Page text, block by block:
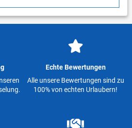
Echte Bewertungen
Alle unsere Bewertungen sind zu
100% von echten Urlaubern!